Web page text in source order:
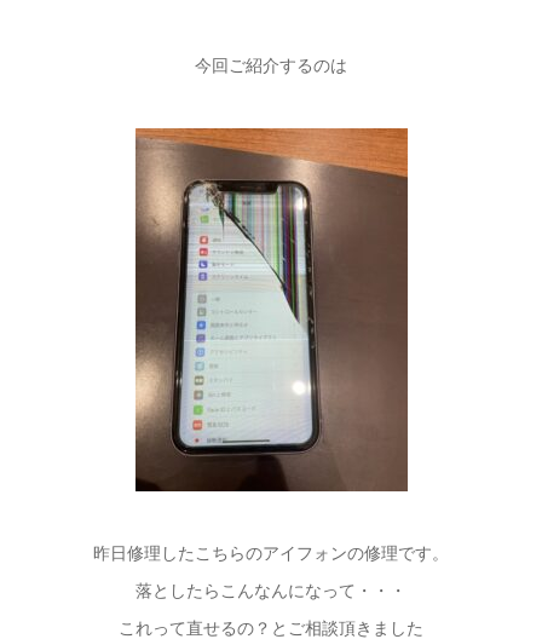
今回ご紹介するのは
昨日修理したこちらのアイフォンの修理です。
落としたらこんなんになって・・・
これって直せるの？とご相談頂きました